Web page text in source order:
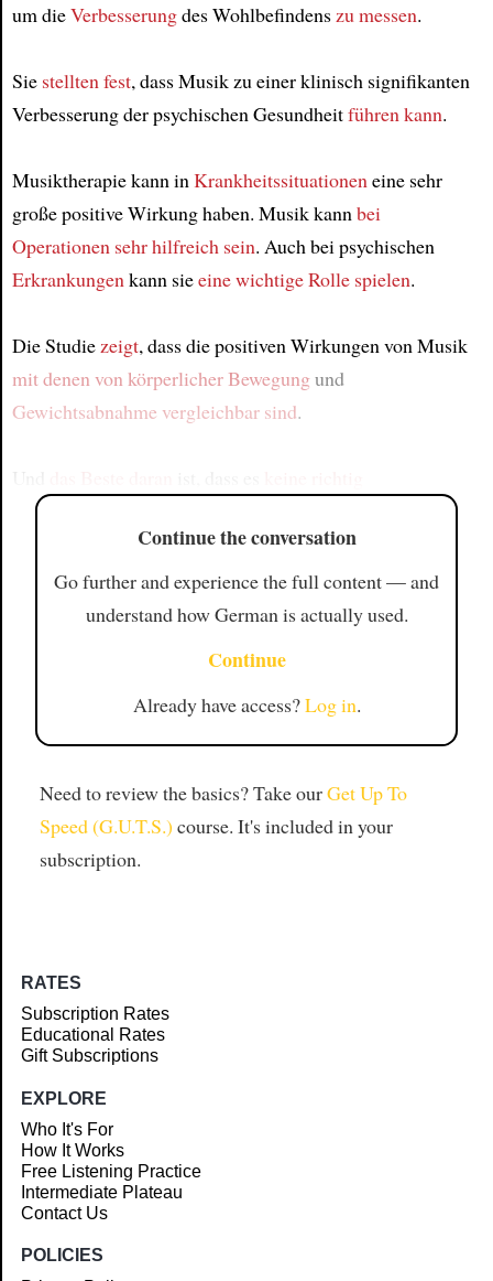
um dieVerbesserungdes Wohlbefindenszu messen.
Sie stellten fest, dass Musik zu einer klinisch signifikanten
Verbesserung der psychischen Gesundheitführen kann.
Musiktherapie kann inKrankheitssituationeneine sehr
große positive Wirkung haben. Musik kannbei
Operationen sehr hilfreich sein. Auch bei psychischen
Erkrankungenkann sieeine wichtige Rolle spielen.
Die Studiezeigt, dass die positiven Wirkungen von Musik
mit denen vonkörperlicher Bewegungund
Gewichtsabnahme vergleichbar sind.
Continue the conversation
Go further and experience the full content — and
understand how German is actually used.
Continue
Already have access?Log in.
Need to review the basics? Take ourGet Up To
Speed (G.U.T.S.) course. It's included in your
subscription.
RATES
Subscription Rates
Educational Rates
Gift Subscriptions
EXPLORE
Who It's For
How It Works
Free Listening Practice
Intermediate Plateau
Contact Us
POLICIES